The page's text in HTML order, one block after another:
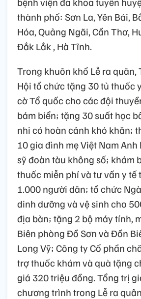
thành phố: Sơn La, Yên Bái,
Hóa, Quảng Ngãi, Cần Thơ,
Đắk Lắk , Hà Tĩnh.
Trong khuôn khổ Lễ ra quân,
Hội tổ chức tặng 30 tủ thuốc
cờ Tổ quốc cho các đội
bám biển; tặng 30 suất học
nhi có hoàn cảnh khó khăn;
10 gia đình mẹ Việt Nam
sỹ đoàn tàu không số; khám
thuốc miễn phí và tư vấn y tế
1.000 người dân; tổ chức
dinh dưỡng và vệ sinh cho
địa bàn; tặng 2 bộ máy tính,
Biên phòng Đồ Sơn và Đồn
Long Vỹ; Công ty Cổ phần
trợ thuốc khám và quà tặng
giá 320 triệu đồng. Tổng trị
chương trình trong Lễ ra